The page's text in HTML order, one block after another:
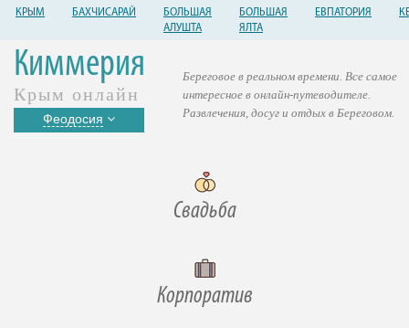
КРЫМ БАХЧИСАРАЙ
БОЛЬШАЯ
АЛУШТА
БОЛЬШАЯ
ЯЛТА
ЕВПАТОРИЯ
Киммерия
Крым онлайн
Феодосия
Свадьба
Корпоратив
Береговое в реальном времени. Все самое
интересное в онлайн-путеводителе.
Развлечения, досуг и отдых в Береговом.